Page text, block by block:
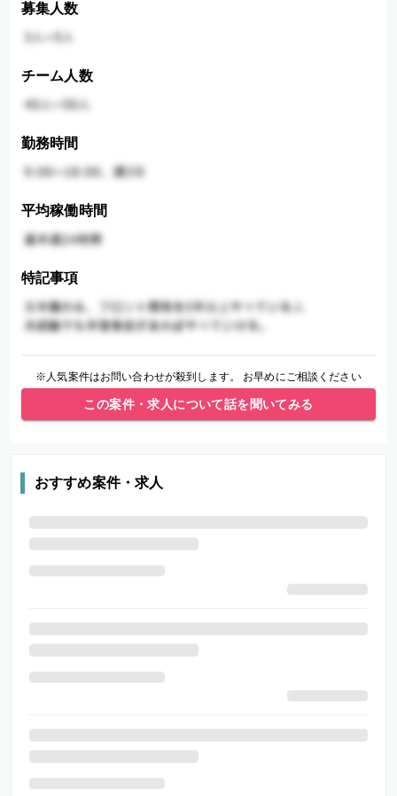
募集人数
チーム人数
勤務時間
平均稼働時間
特記事項
※人気案件はお問い合わせが殺到します。 お早めにご相談ください
この案件・求人について話を聞いてみる
おすすめ案件・求人